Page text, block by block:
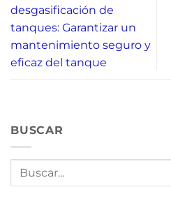
desgasificación de
tanques: Garantizar un
mantenimiento seguro y
eficaz del tanque
BUSCAR